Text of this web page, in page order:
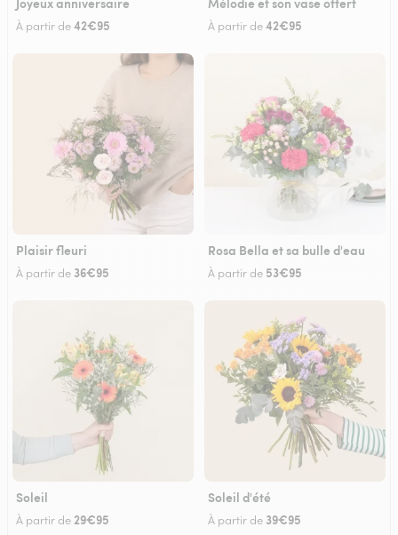
À partir de42€95 À partir de42€95
Plaisir fleuri
À partir de 36€95
Rosa Bella et sa bulle d'eau
À partir de 53€95
Soleil
À partir de 29€95
Soleil d'été
À partir de 39€95